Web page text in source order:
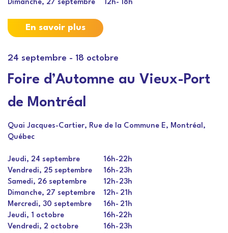
Dimanche, 27 septembre 12h- 18h
En savoir plus
24 septembre - 18 octobre
Foire d’Automne au Vieux-Port
de Montréal
Quai Jacques-Cartier, Rue de la Commune E, Montréal,
Québec
Jeudi, 24 septembre 16h-22h
Vendredi, 25 septembre
16h-23h
Samedi, 26 septembre
12h-23h
Dimanche, 27 septembre
12h- 21h
Mercredi, 30 septembre
16h- 21h
Jeudi, 1 octobre
16h-22h
Vendredi, 2 octobre
16h-23h